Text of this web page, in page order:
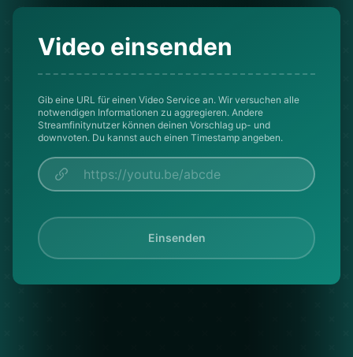
Video einsenden
Gib eine URL für einen Video Service an. Wir versuchen alle
notwendigen Informationen zu aggregieren. Andere
Streamfinitynutzer können deinen Vorschlag up- und
downvoten. Du kannst auch einen Timestamp angeben.
Einsenden